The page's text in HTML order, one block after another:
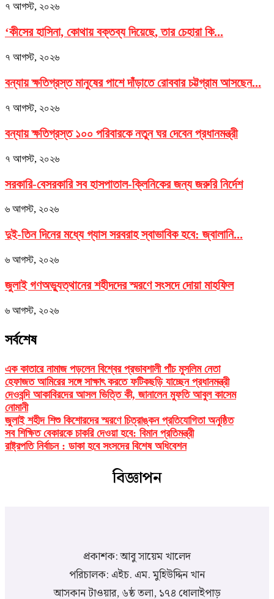
৭ আগস্ট, ২০২৬
‘কীসের হাসিনা, কোথায় বক্তব্য দিয়েছে, তার চেহারা কি...
৭ আগস্ট, ২০২৬
বন্যায় ক্ষতিগ্রস্ত মানুষের পাশে দাঁড়াতে রোববার চট্টগ্রাম আসছেন...
৭ আগস্ট, ২০২৬
বন্যায় ক্ষতিগ্রস্ত ১০০ পরিবারকে নতুন ঘর দেবেন প্রধানমন্ত্রী
৭ আগস্ট, ২০২৬
সরকারি-বেসরকারি সব হাসপাতাল-ক্লিনিকের জন্য জরুরি নির্দেশ
৬ আগস্ট, ২০২৬
দুই-তিন দিনের মধ্যে গ্যাস সরবরাহ স্বাভাবিক হবে: জ্বালানি...
৬ আগস্ট, ২০২৬
জুলাই গণঅভ্যুত্থানের শহীদদের স্মরণে সংসদে দোয়া মাহফিল
৬ আগস্ট, ২০২৬
সর্বশেষ
এক কাতারে নামাজ পড়লেন বিশ্বের প্রভাবশালী পাঁচ মুসলিম নেতা
হেফাজত আমিরের সঙ্গে সাক্ষাৎ করতে ফটিকছড়ি যাচ্ছেন প্রধানমন্ত্রী
দেওবন্দি আকাবিরদের আসল ভিত্তি কী, জানালেন মুফতি আবুল কাসেম
নোমানী
জুলাই শহীদ শিশু কিশোরদের স্মরণে চিত্রাঙ্কন প্রতিযোগিতা অনুষ্ঠিত
সব শিক্ষিত বেকারকে চাকরি দেওয়া হবে: বিমান প্রতিমন্ত্রী
রাষ্ট্রপতি নির্বাচন : ডাকা হবে সংসদের বিশেষ অধিবেশন
বিজ্ঞাপন
প্রকাশক: আবু সায়েম খালেদ
পরিচালক: এইচ. এম. মুহিউদ্দিন খান
আসকান টাওয়ার, ৬ষ্ঠ তলা, ১৭৪ ধোলাইপাড়